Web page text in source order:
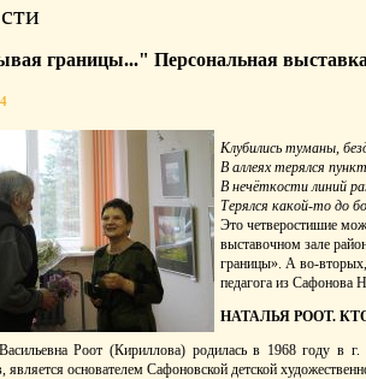
границы..." Персональная
Клубились туманы,
В аллеях терялся
В нечёткости линий
Терялся какой-то до
Это четверостишие
выставочном зале
границы». А во-вторых,
педагога из Сафонова
НАТАЛЬЯ РООТ.
Роот (Кириллова) родилась в 1968 году в
является основателем Сафоновской детской